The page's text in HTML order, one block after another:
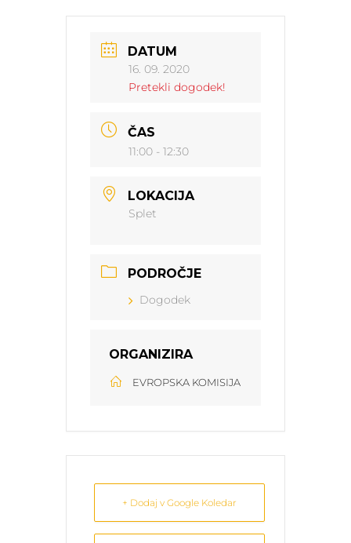
DATUM
16. 09. 2020
Pretekli dogodek!
ČAS
11:00 - 12:30
LOKACIJA
Splet
PODROČJE
Dogodek
ORGANIZIRA
EVROPSKA KOMISIJA
+ Dodaj v Google Koledar